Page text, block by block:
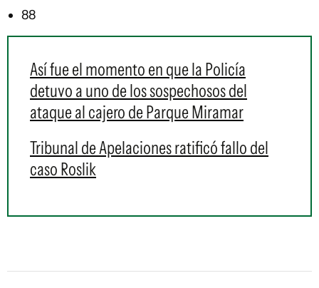
88
Así fue el momento en que la Policía
detuvo a uno de los sospechosos del
ataque al cajero de Parque Miramar
Tribunal de Apelaciones ratificó fallo del
caso Roslik